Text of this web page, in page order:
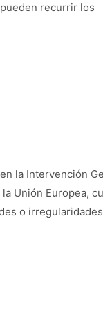
recurrir los
la Intervención
Unión Europea,
o